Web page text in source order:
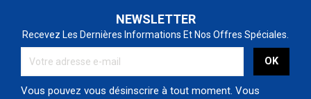
NEWSLETTER
Recevez Les Dernières Informations Et Nos Offres Spéciales.
Vous pouvez vous désinscrire à tout moment. Vous